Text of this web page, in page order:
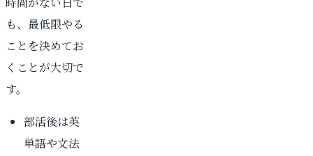
も、最低限やる
ことを決めてお
くことが大切で
す。
部活後は英
単語や文法